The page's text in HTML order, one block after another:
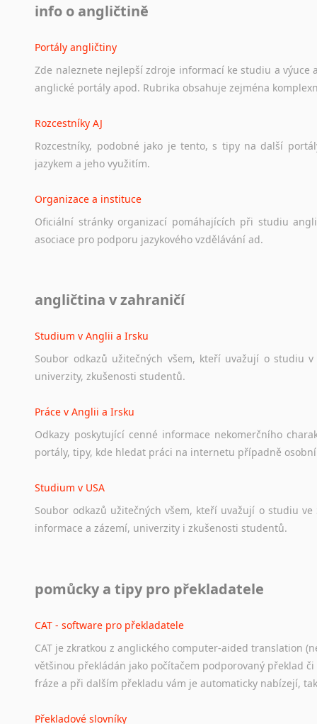
info o angličtině
Portály angličtiny
Zde naleznete nejlepší zdroje informací ke studiu a výuce
anglické portály apod. Rubrika obsahuje zejména
Rozcestníky AJ
Rozcestníky, podobné jako je tento, s tipy na další
jazykem a jeho využitím.
Organizace a instituce
Oficiální stránky organizací pomáhajících při studiu
asociace pro podporu jazykového vzdělávání ad.
Ať už se jedná o česká diskusní
angličtina v zahraničí
Studium v Anglii a Irsku
Soubor odkazů užitečných všem, kteří uvažují o studiu v
univerzity, zkušenosti studentů.
Práce v Anglii a Irsku
Odkazy poskytující cenné informace nekomerčního
portály, tipy, kde hledat práci na internetu případně osobní
Studium v USA
Soubor odkazů užitečných všem, kteří uvažují o studiu ve
informace a zázemí, univerzity i zkušenosti studentů.
Odkazy poskytující cenné informace nekomerčního
Studium v Austrálii
Soubor odkazů užitečných všem, kteří uvažují o studiu v
a zázemí, australské univerzity a samozřejmě i osobní
pomůcky a tipy pro překladatele
CAT - software pro překladatele
CAT je zkratkou z anglického computer-aided translation
většinou překládán jako počítačem podporovaný překlad
fráze a při dalším překladu vám je automaticky nabízejí,
Překladové slovníky